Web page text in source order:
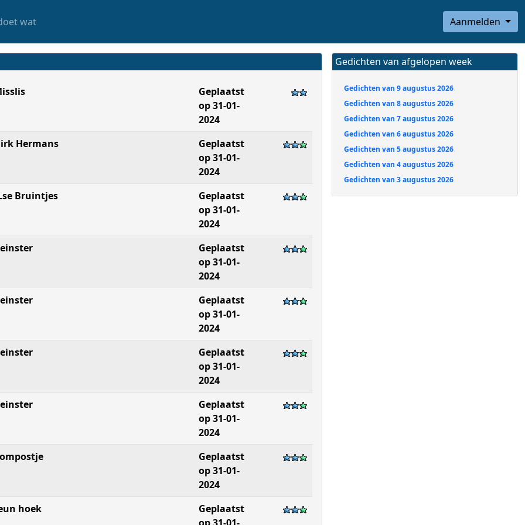
wat Aanmelden
Geplaatst
op 31-01-
2024
Hermans
Geplaatst
op 31-01-
2024
Bruintjes
Geplaatst
op 31-01-
2024
Geplaatst
op 31-01-
2024
Geplaatst
op 31-01-
2024
Geplaatst
op 31-01-
2024
Geplaatst
op 31-01-
2024
Geplaatst
op 31-01-
2024
hoek
Geplaatst
Gedichten van afgelopen week
Gedichten van 9 augustus 2026
Gedichten van 8 augustus 2026
Gedichten van 7 augustus 2026
Gedichten van 6 augustus 2026
Gedichten van 5 augustus 2026
Gedichten van 4 augustus 2026
Gedichten van 3 augustus 2026